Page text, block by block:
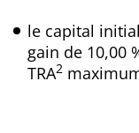
le capital
gain de 10,00
TRA2